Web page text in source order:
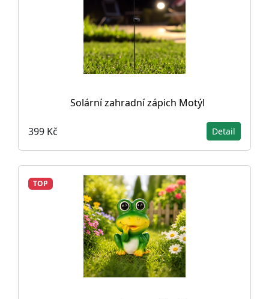
Solární zahradní zápich Motýl
399 Kč Detail
TOP